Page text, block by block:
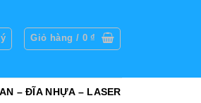
Giỏ hàng / 0₫
– ĐĨA NHỰA – LASER